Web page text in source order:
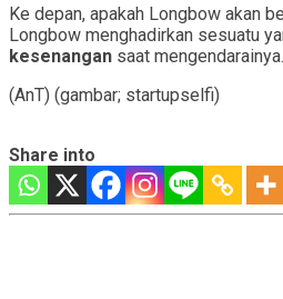
Ke depan, apakah Longbow akan
Longbow menghadirkan sesuatu
kesenangan saat mengendarainya.
(AnT) (gambar; startupselfi)
Share into